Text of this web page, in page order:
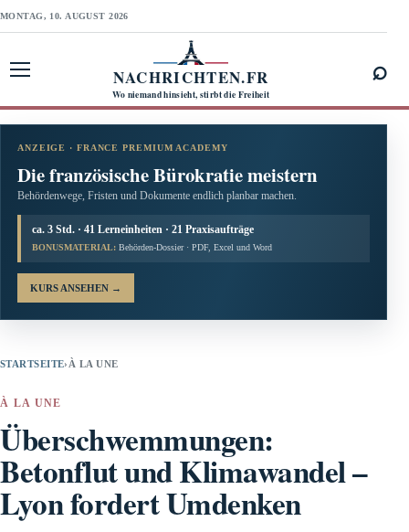
MONTAG, 10. AUGUST 2026
NACHRICHTEN.FR
Wo niemand hinsieht, stirbt die Freiheit
⌕
ANZEIGE · FRANCE PREMIUM ACADEMY
Die französische Bürokratie meistern
Behördenwege, Fristen und Dokumente endlich planbar machen.
ca. 3 Std. · 41 Lerneinheiten · 21 Praxisaufträge
BONUSMATERIAL: Behörden-Dossier · PDF, Excel und Word
KURS ANSEHEN →
STARTSEITE› À LA UNE
À LA UNE
Überschwemmungen:
Betonflut und Klimawandel –
Lyon fordert Umdenken